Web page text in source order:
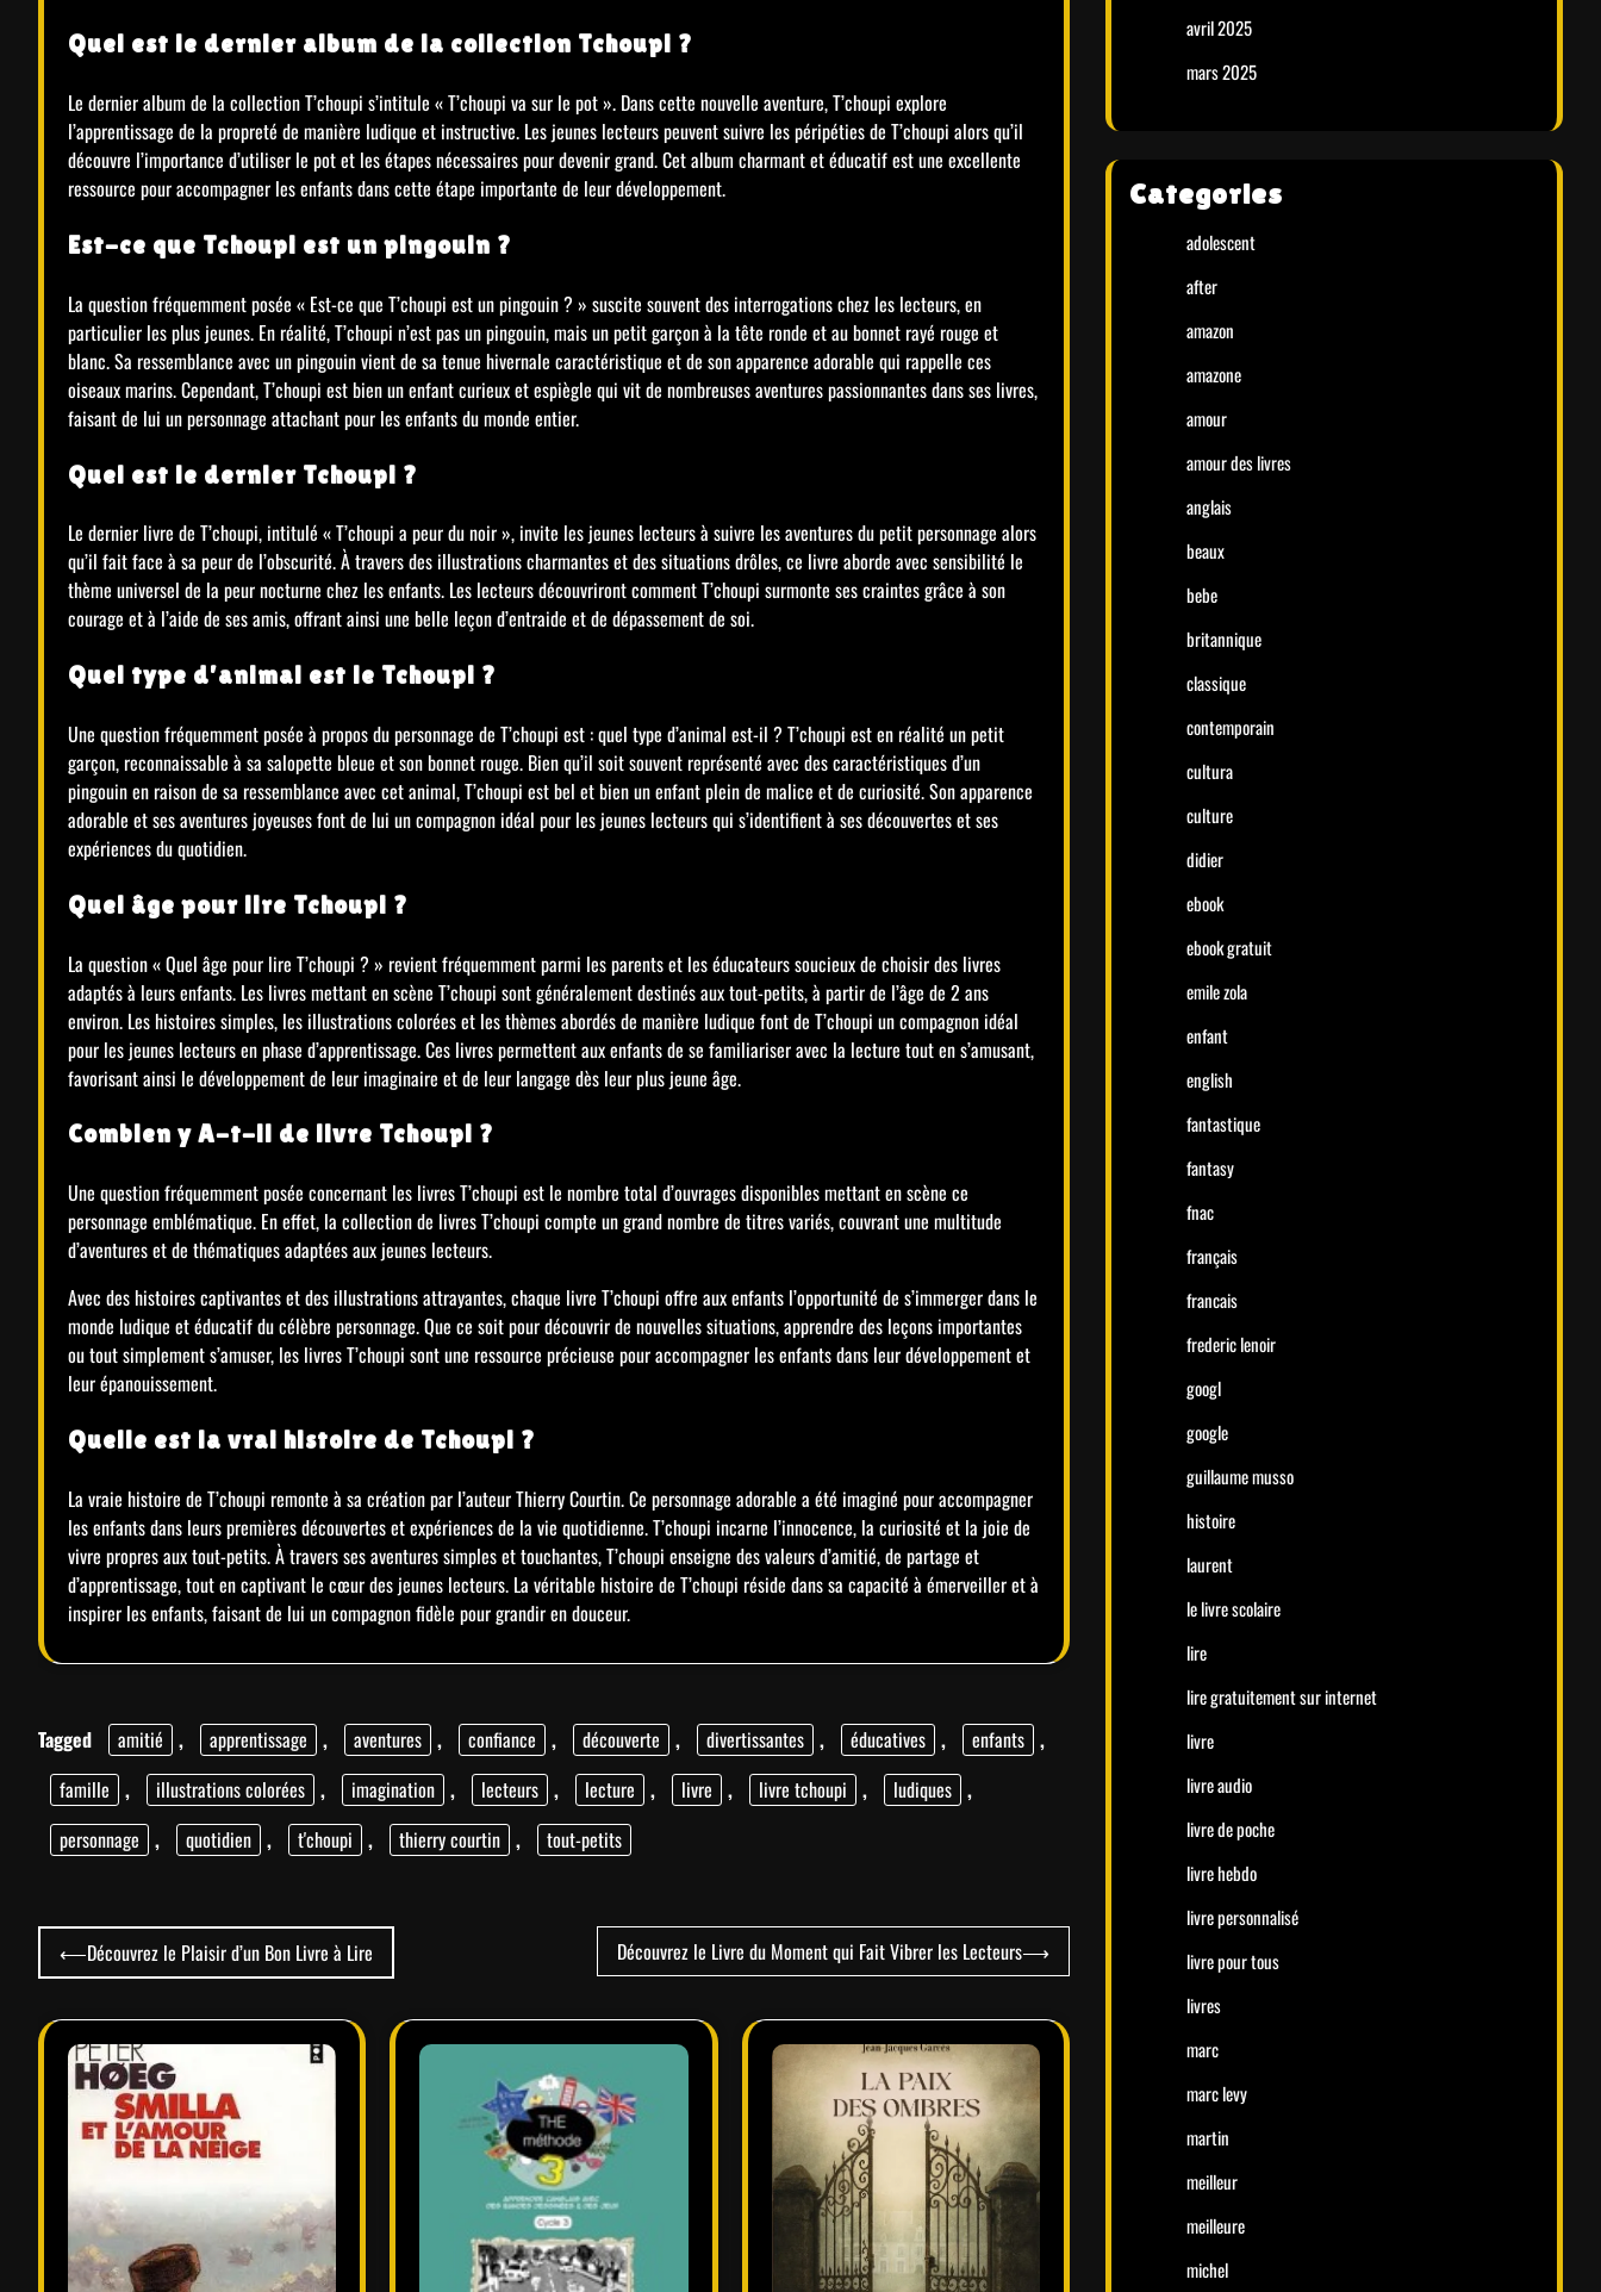
Quel est le dernier album de la collection Tchoupi ?
Le dernier album de la collection T’choupi s’intitule « T’choupi va sur le pot ». Dans cette nouvelle aventure, T’choupi explore
l’apprentissage de la propreté de manière ludique et instructive. Les jeunes lecteurs peuvent suivre les péripéties de T’choupi alors qu’il
découvre l’importance d’utiliser le pot et les étapes nécessaires pour devenir grand. Cet album charmant et éducatif est une excellente
ressource pour accompagner les enfants dans cette étape importante de leur développement.
Est-ce que Tchoupi est un pingouin ?
La question fréquemment posée « Est-ce que T’choupi est un pingouin ? » suscite souvent des interrogations chez les lecteurs, en
particulier les plus jeunes. En réalité, T’choupi n’est pas un pingouin, mais un petit garçon à la tête ronde et au bonnet rayé rouge et
blanc. Sa ressemblance avec un pingouin vient de sa tenue hivernale caractéristique et de son apparence adorable qui rappelle ces
oiseaux marins. Cependant, T’choupi est bien un enfant curieux et espiègle qui vit de nombreuses aventures passionnantes dans ses livres,
faisant de lui un personnage attachant pour les enfants du monde entier.
Quel est le dernier Tchoupi ?
Le dernier livre de T’choupi, intitulé « T’choupi a peur du noir », invite les jeunes lecteurs à suivre les aventures du petit personnage alors
qu’il fait face à sa peur de l’obscurité. À travers des illustrations charmantes et des situations drôles, ce livre aborde avec sensibilité le
thème universel de la peur nocturne chez les enfants. Les lecteurs découvriront comment T’choupi surmonte ses craintes grâce à son
courage et à l’aide de ses amis, offrant ainsi une belle leçon d’entraide et de dépassement de soi.
Quel type d’animal est le Tchoupi ?
Une question fréquemment posée à propos du personnage de T’choupi est : quel type d’animal est-il ? T’choupi est en réalité un petit
garçon, reconnaissable à sa salopette bleue et son bonnet rouge. Bien qu’il soit souvent représenté avec des caractéristiques d’un
pingouin en raison de sa ressemblance avec cet animal, T’choupi est bel et bien un enfant plein de malice et de curiosité. Son apparence
adorable et ses aventures joyeuses font de lui un compagnon idéal pour les jeunes lecteurs qui s’identifient à ses découvertes et ses
expériences du quotidien.
Quel âge pour lire Tchoupi ?
La question « Quel âge pour lire T’choupi ? » revient fréquemment parmi les parents et les éducateurs soucieux de choisir des livres
adaptés à leurs enfants. Les livres mettant en scène T’choupi sont généralement destinés aux tout-petits, à partir de l’âge de 2 ans
environ. Les histoires simples, les illustrations colorées et les thèmes abordés de manière ludique font de T’choupi un compagnon idéal
pour les jeunes lecteurs en phase d’apprentissage. Ces livres permettent aux enfants de se familiariser avec la lecture tout en s’amusant,
favorisant ainsi le développement de leur imaginaire et de leur langage dès leur plus jeune âge.
Combien y A-t-il de livre Tchoupi ?
Une question fréquemment posée concernant les livres T’choupi est le nombre total d’ouvrages disponibles mettant en scène ce
personnage emblématique. En effet, la collection de livres T’choupi compte un grand nombre de titres variés, couvrant une multitude
d’aventures et de thématiques adaptées aux jeunes lecteurs.
Avec des histoires captivantes et des illustrations attrayantes, chaque livre T’choupi offre aux enfants l’opportunité de s’immerger dans le
monde ludique et éducatif du célèbre personnage. Que ce soit pour découvrir de nouvelles situations, apprendre des leçons importantes
ou tout simplement s’amuser, les livres T’choupi sont une ressource précieuse pour accompagner les enfants dans leur développement et
leur épanouissement.
Quelle est la vrai histoire de Tchoupi ?
La vraie histoire de T’choupi remonte à sa création par l’auteur Thierry Courtin. Ce personnage adorable a été imaginé pour accompagner
les enfants dans leurs premières découvertes et expériences de la vie quotidienne. T’choupi incarne l’innocence, la curiosité et la joie de
vivre propres aux tout-petits. À travers ses aventures simples et touchantes, T’choupi enseigne des valeurs d’amitié, de partage et
d’apprentissage, tout en captivant le cœur des jeunes lecteurs. La véritable histoire de T’choupi réside dans sa capacité à émerveiller et à
inspirer les enfants, faisant de lui un compagnon fidèle pour grandir en douceur.
Tagged amitié , apprentissage , aventures , confiance , découverte , divertissantes , éducatives , enfants ,
famille , illustrations colorées , imagination , lecteurs , lecture , livre , livre tchoupi , ludiques ,
personnage , quotidien , t'choupi , thierry courtin , tout-petits
Navigation
de
l’article
⟵Découvrez le Plaisir d’un Bon Livre à Lire Découvrez le Livre du Moment qui Fait Vibrer les Lecteurs⟶
avril 2025
mars 2025
Categories
adolescent
after
amazon
amazone
amour
amour des livres
anglais
beaux
bebe
britannique
classique
contemporain
cultura
culture
didier
ebook
ebook gratuit
emile zola
enfant
english
fantastique
fantasy
fnac
français
francais
frederic lenoir
googl
google
guillaume musso
histoire
laurent
le livre scolaire
lire
lire gratuitement sur internet
livre
livre audio
livre de poche
livre hebdo
livre personnalisé
livre pour tous
livres
marc
marc levy
martin
meilleur
meilleure
michel